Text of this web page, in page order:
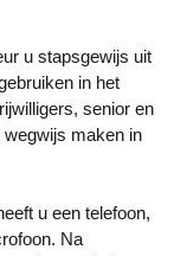
u stapsgewijs uit
in het
senior en
maken in
u een telefoon,
Na